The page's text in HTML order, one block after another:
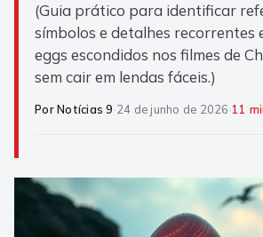
(Guia prático para identificar
símbolos e detalhes recorrentes
eggs escondidos nos filmes de
sem cair em lendas fáceis.)
Por Notícias 9·24 de junho de 2026·11